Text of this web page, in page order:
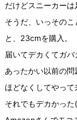
だけどスニーカーは
そうだ、いっその
と、23cmを購入。
届いてデカくてガバ
あったかい以前の問
ほどなくしてやって
それでもデカかった